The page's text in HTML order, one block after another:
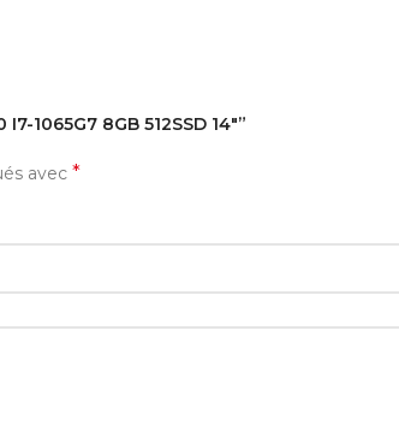
1065G7 8GB 512SSD 14″”
avec *